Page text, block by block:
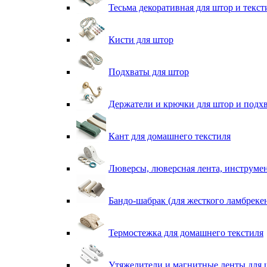
Тесьма декоративная для штор и
Кисти для штор
Подхваты для штор
Держатели и крючки для штор и
Кант для домашнего текстиля
Люверсы, люверсная лента,
Бандо-шабрак (для жесткого
Термостежка для домашнего текстиля
Утяжелители и магнитные ленты для